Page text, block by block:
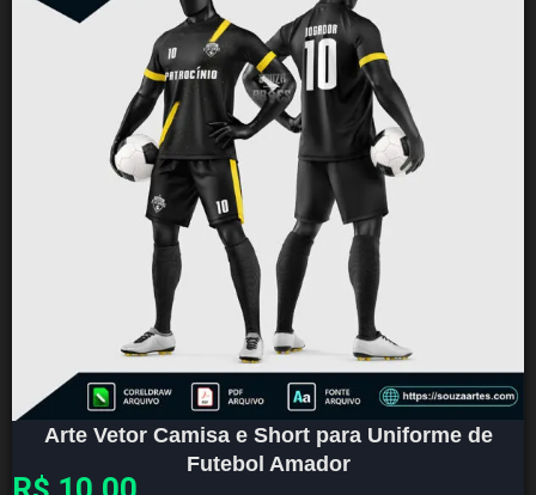
Arte Vetor Camisa e Short para Uniforme de
Futebol Amador